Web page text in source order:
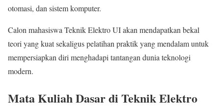
otomasi, dan sistem komputer.
Calon mahasiswa Teknik Elektro UI akan mendapatkan bekal
teori yang kuat sekaligus pelatihan praktik yang mendalam untuk
mempersiapkan diri menghadapi tantangan dunia teknologi
modern.
Mata Kuliah Dasar di Teknik Elektro